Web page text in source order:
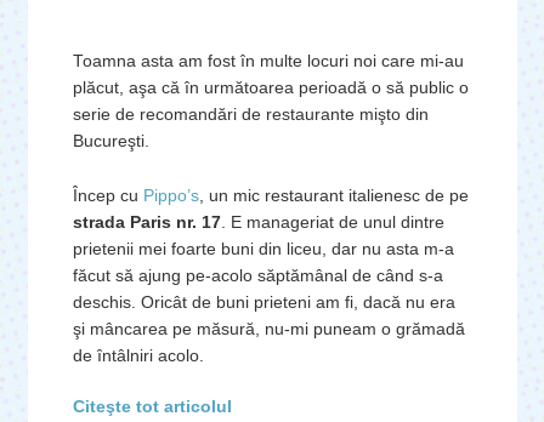
Toamna asta am fost în multe locuri noi care mi-au
plăcut, aşa că în următoarea perioadă o să public o
serie de recomandări de restaurante mişto din
Bucureşti.
Încep cu Pippo’s , un mic restaurant italienesc de pe
strada Paris nr. 17 . E manageriat de unul dintre
prietenii mei foarte buni din liceu, dar nu asta m-a
făcut să ajung pe-acolo săptămânal de când s-a
deschis. Oricât de buni prieteni am fi, dacă nu era
şi mâncarea pe măsură, nu-mi puneam o grămadă
de întâlniri acolo.
Citeşte tot articolul